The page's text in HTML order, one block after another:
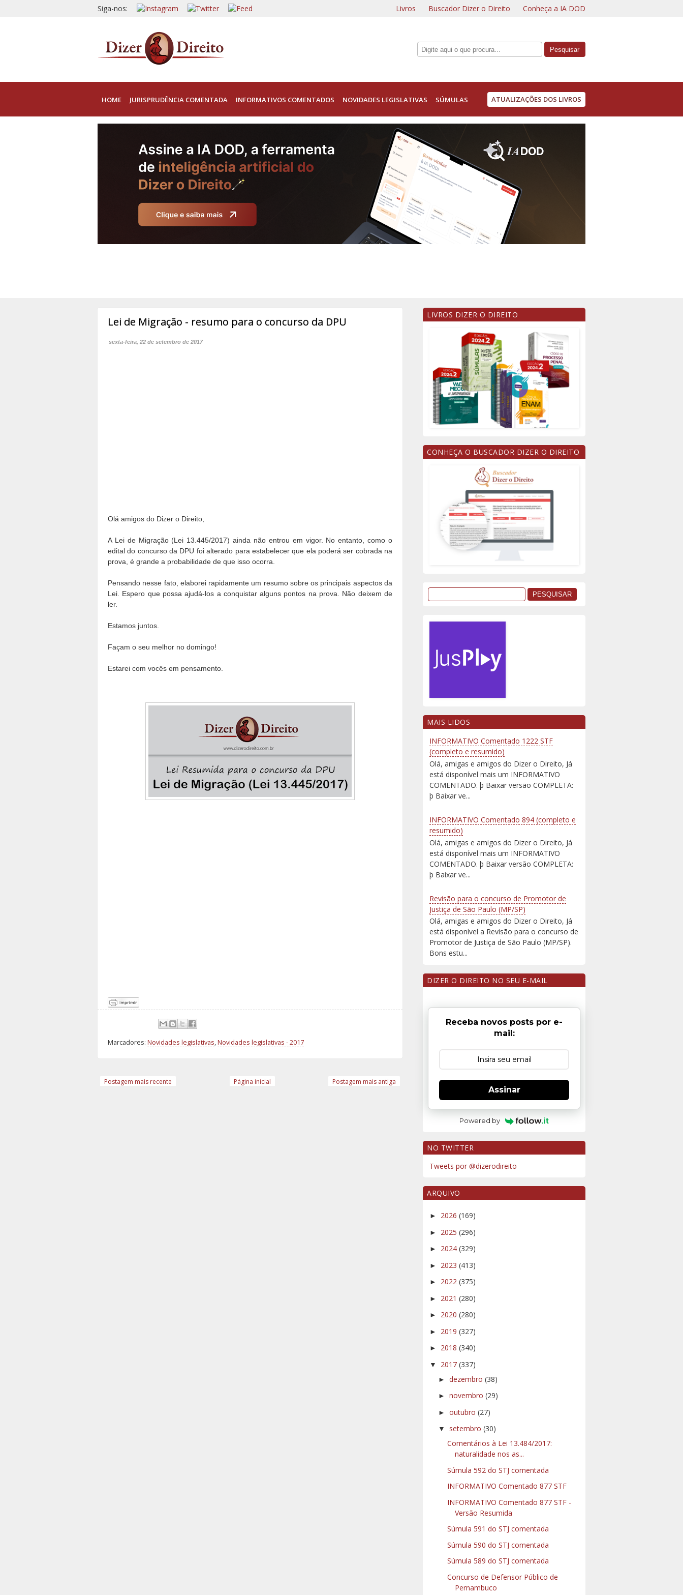
Siga-nos: Livros Buscador Dizer o Direito Conheça a IA DOD
HOME JURISPRUDÊNCIA COMENTADA INFORMATIVOS COMENTADOS NOVIDADES LEGISLATIVAS SÚMULAS ATUALIZAÇÕES DOS LIVROS
Lei de Migração - resumo para o concurso da DPU
sexta-feira, 22 de setembro de 2017
Olá amigos do Dizer o Direito,
A Lei de Migração (Lei 13.445/2017) ainda não entrou em vigor. No entanto, como o
edital do concurso da DPU foi alterado para estabelecer que ela poderá ser cobrada na
prova, é grande a probabilidade de que isso ocorra.
Pensando nesse fato, elaborei rapidamente um resumo sobre os principais aspectos da
Lei. Espero que possa ajudá-los a conquistar alguns pontos na prova. Não deixem de
ler.
Estamos juntos.
Façam o seu melhor no domingo!
Estarei com vocês em pensamento.
Marcadores: Novidades legislativas,Novidades legislativas - 2017
Postagem mais recente Postagem mais antiga
Página inicial
LIVROS DIZER O DIREITO
CONHEÇA O BUSCADOR DIZER O DIREITO
MAIS LIDOS
INFORMATIVO Comentado 1222 STF
(completo e resumido)
Olá, amigas e amigos do Dizer o Direito, Já
está disponível mais um INFORMATIVO
COMENTADO. þ Baixar versão COMPLETA:
þ Baixar ve...
INFORMATIVO Comentado 894 (completo e
resumido)
Olá, amigas e amigos do Dizer o Direito, Já
está disponível mais um INFORMATIVO
COMENTADO. þ Baixar versão COMPLETA:
þ Baixar ve...
Revisão para o concurso de Promotor de
Justiça de São Paulo (MP/SP)
Olá, amigas e amigos do Dizer o Direito, Já
está disponível a Revisão para o concurso de
Promotor de Justiça de São Paulo (MP/SP).
Bons estu...
DIZER O DIREITO NO SEU E-MAIL
Receba novos posts por e-
mail:
Assinar
Powered by
NO TWITTER
Tweets por @dizerodireito
ARQUIVO
► 2026 (169)
► 2025 (296)
► 2024 (329)
► 2023 (413)
► 2022 (375)
► 2021 (280)
► 2020 (280)
► 2019 (327)
► 2018 (340)
▼ 2017 (337)
► dezembro (38)
► novembro (29)
► outubro (27)
▼ setembro (30)
Comentários à Lei 13.484/2017:
naturalidade nos as...
Súmula 592 do STJ comentada
INFORMATIVO Comentado 877 STF
INFORMATIVO Comentado 877 STF -
Versão Resumida
Súmula 591 do STJ comentada
Súmula 590 do STJ comentada
Súmula 589 do STJ comentada
Concurso de Defensor Público de
Pernambuco